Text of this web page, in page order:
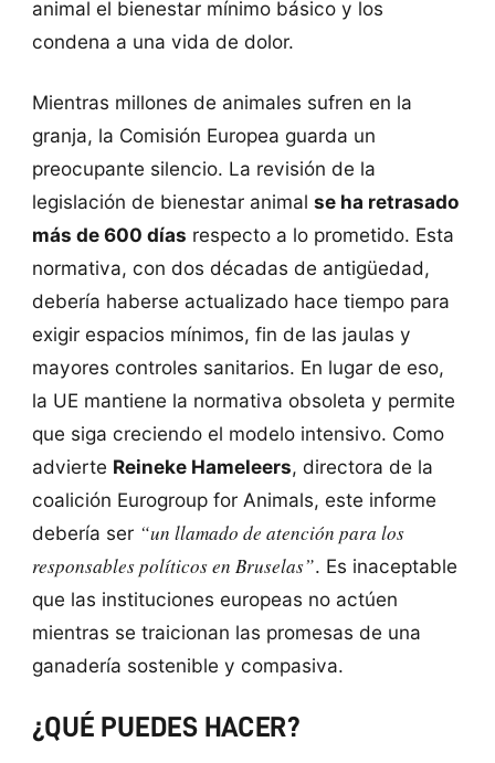
animal el bienestar mínimo básico y los
condena a una vida de dolor.
Mientras millones de animales sufren en la
granja, la Comisión Europea guarda un
preocupante silencio. La revisión de la
legislación de bienestar animal se ha retrasado
más de 600 días respecto a lo prometido. Esta
normativa, con dos décadas de antigüedad,
debería haberse actualizado hace tiempo para
exigir espacios mínimos, fin de las jaulas y
mayores controles sanitarios. En lugar de eso,
la UE mantiene la normativa obsoleta y permite
que siga creciendo el modelo intensivo. Como
advierte Reineke Hameleers, directora de la
coalición Eurogroup for Animals, este informe
debería ser “un llamado de atención para los
responsables políticos en Bruselas”. Es inaceptable
que las instituciones europeas no actúen
mientras se traicionan las promesas de una
ganadería sostenible y compasiva.
¿QUÉ PUEDES HACER?